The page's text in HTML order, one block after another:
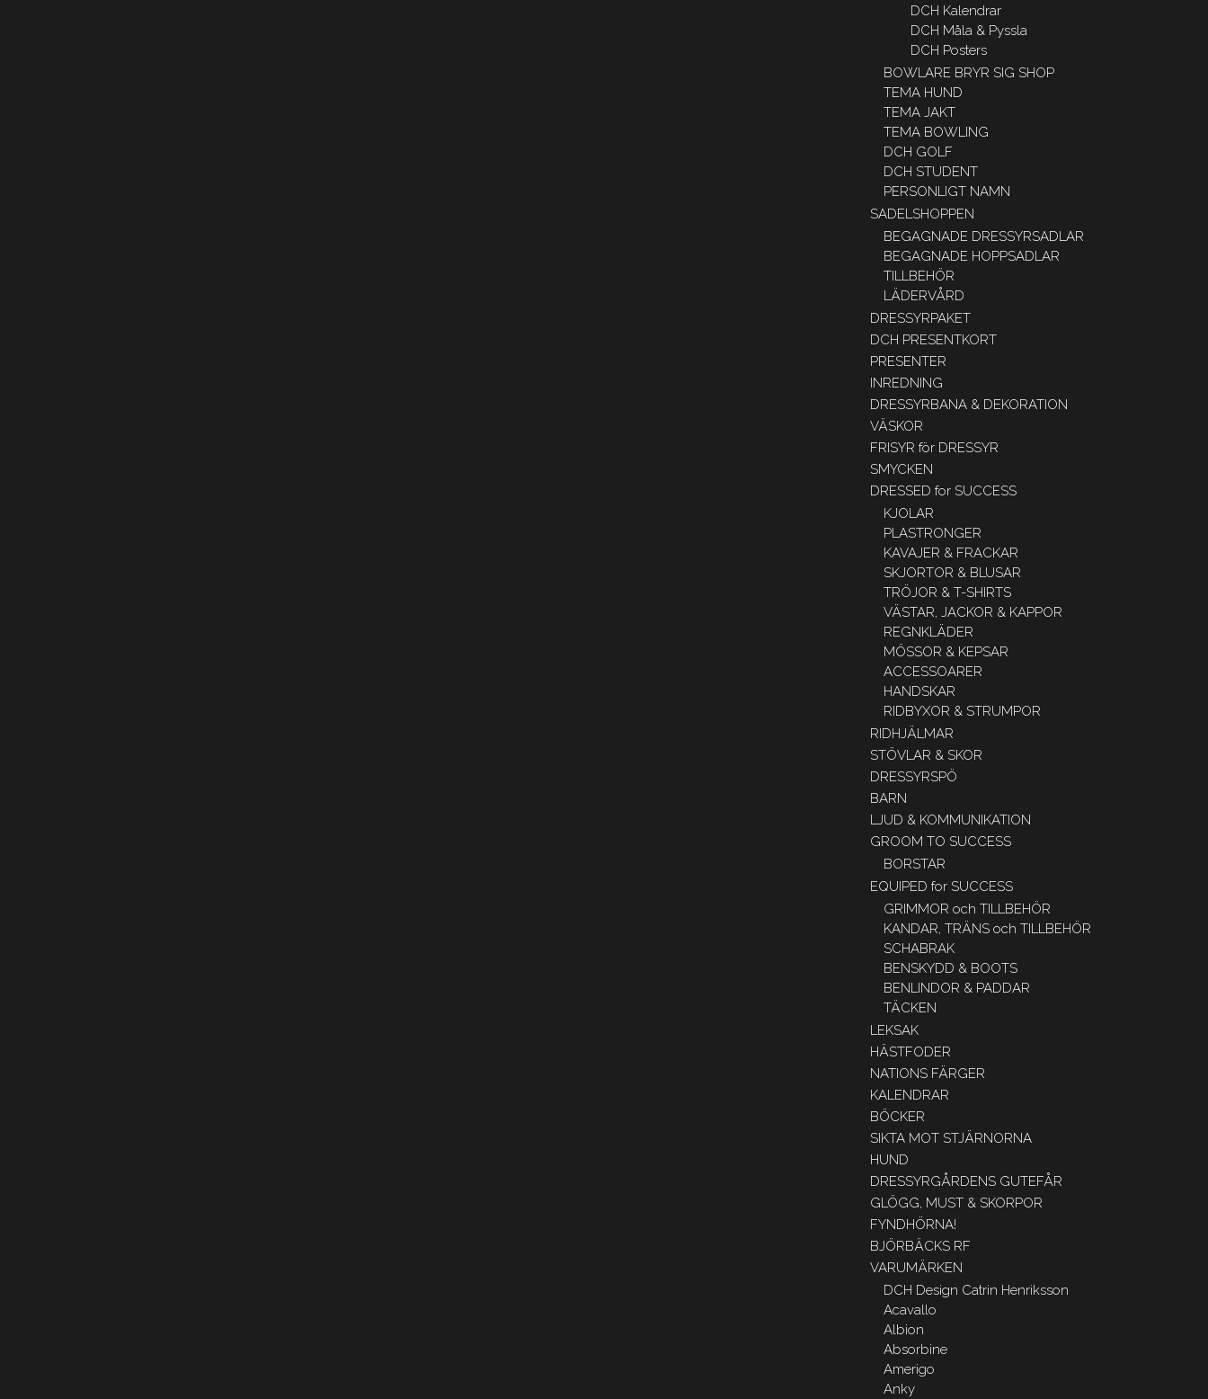
DCH Kalendrar
DCH Måla & Pyssla
DCH Posters
BOWLARE BRYR SIG SHOP
TEMA HUND
TEMA JAKT
TEMA BOWLING
DCH GOLF
DCH STUDENT
PERSONLIGT NAMN
SADELSHOPPEN
BEGAGNADE DRESSYRSADLAR
BEGAGNADE HOPPSADLAR
TILLBEHÖR
LÄDERVÅRD
DRESSYRPAKET
DCH PRESENTKORT
PRESENTER
INREDNING
DRESSYRBANA & DEKORATION
VÄSKOR
FRISYR för DRESSYR
SMYCKEN
DRESSED for SUCCESS
KJOLAR
PLASTRONGER
KAVAJER & FRACKAR
SKJORTOR & BLUSAR
TRÖJOR & T-SHIRTS
VÄSTAR, JACKOR & KAPPOR
REGNKLÄDER
MÖSSOR & KEPSAR
ACCESSOARER
HANDSKAR
RIDBYXOR & STRUMPOR
RIDHJÄLMAR
STÖVLAR & SKOR
DRESSYRSPÖ
BARN
LJUD & KOMMUNIKATION
GROOM TO SUCCESS
BORSTAR
EQUIPED for SUCCESS
GRIMMOR och TILLBEHÖR
KANDAR, TRÄNS och TILLBEHÖR
SCHABRAK
BENSKYDD & BOOTS
BENLINDOR & PADDAR
TÄCKEN
LEKSAK
HÄSTFODER
NATIONS FÄRGER
KALENDRAR
BÖCKER
SIKTA MOT STJÄRNORNA
HUND
DRESSYRGÅRDENS GUTEFÅR
GLÖGG, MUST & SKORPOR
FYNDHÖRNA!
BJÖRBÄCKS RF
VARUMÄRKEN
DCH Design Catrin Henriksson
Acavallo
Albion
Absorbine
Amerigo
Anky